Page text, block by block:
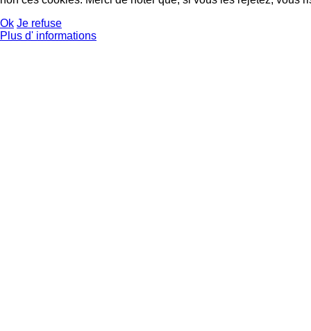
Ok Je refuse
Plus d' informations